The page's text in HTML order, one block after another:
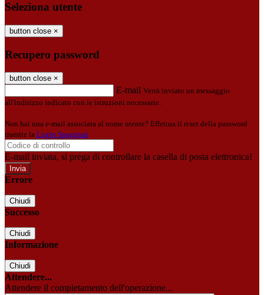
Seleziona utente
button close ×
Recupero password
button close ×
E-mail Verrà inviato un messaggio
all'indirizzo indicato con le istruzioni necessarie.
Non hai una e-mail associata al nome utente? Effettua il reset della password
tramite la Login Spaggiari
E-mail inviata, si prega di controllare la casella di posta elettronica!
Errore
Chiudi
Successo
Chiudi
Informazione
Chiudi
Attendere...
Attendere il completamento dell'operazione...